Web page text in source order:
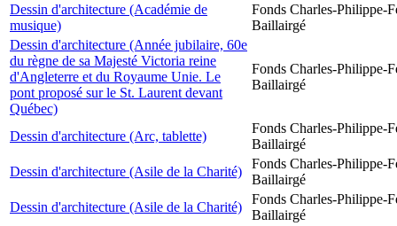
Dessin d'architecture (Académie de
musique)
Fonds Charles-Philippe-
Baillairgé
Dessin d'architecture (Année jubilaire, 60e
du règne de sa Majesté Victoria reine
d'Angleterre et du Royaume Unie. Le
pont proposé sur le St. Laurent devant
Québec)
Fonds Charles-Philippe-
Baillairgé
Dessin d'architecture (Arc, tablette)
Fonds Charles-Philippe-
Baillairgé
Dessin d'architecture (Asile de la Charité)
Fonds Charles-Philippe-
Baillairgé
Dessin d'architecture (Asile de la Charité)
Fonds Charles-Philippe-
Baillairgé